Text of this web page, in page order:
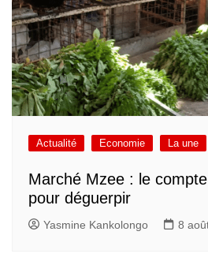
Actualité Economie La une
Marché Mzee : le
pour déguerpir
Yasmine Kankolongo 8